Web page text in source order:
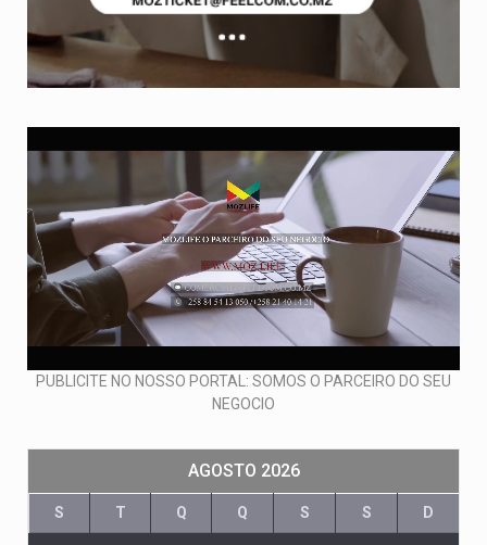
PUBLICITE NO NOSSO PORTAL: SOMOS O PARCEIRO DO SEU
NEGOCIO
AGOSTO 2026
S T Q Q S S D